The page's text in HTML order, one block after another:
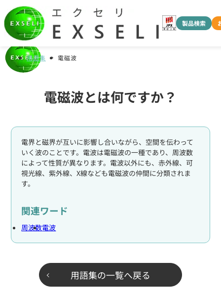
製品検索
用語集 電磁波
電磁波とは何ですか？
電界と磁界が互いに影響し合いながら、空間を伝わって
いく波のことです。電波は電磁波の一種であり、周波数
によって性質が異なります。電波以外にも、赤外線、可
視光線、紫外線、X線なども電磁波の仲間に分類されま
す。
関連ワード
周波数電波
用語集の一覧へ戻る